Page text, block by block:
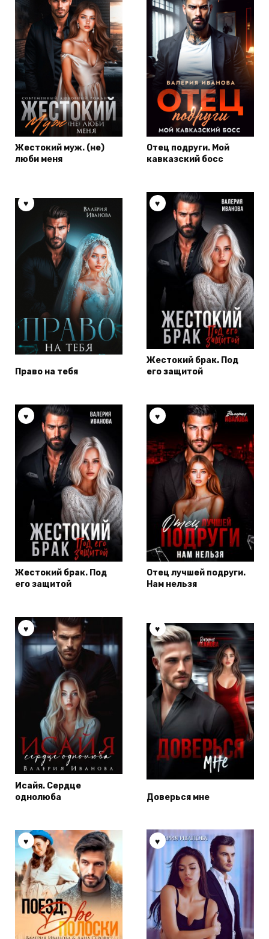
Жестокий муж. (не)
люби меня
Отец подруги. Мой
кавказский босс
Право на тебя
Жестокий брак. Под
его защитой
Жестокий брак. Под
его защитой
Отец лучшей подруги.
Нам нельзя
Исайя. Сердце
однолюба
Доверься мне